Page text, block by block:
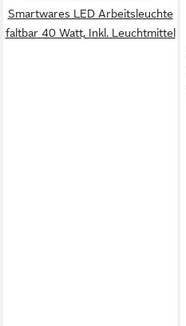
Smartwares LED Arbeitsleuchte
faltbar 40 Watt, Inkl. Leuchtmittel